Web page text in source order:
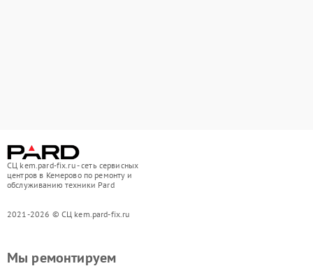
СЦ kem.pard-fix.ru - сеть сервисных
центров в Кемерово по ремонту и
обслуживанию техники Pard
2021-2026 © СЦ kem.pard-fix.ru
Мы ремонтируем